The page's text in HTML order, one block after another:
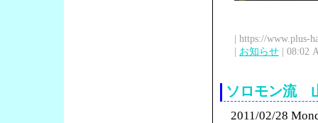
| https://www.plus-
| お知らせ | 08:02
ソロモン流
2011/02/28